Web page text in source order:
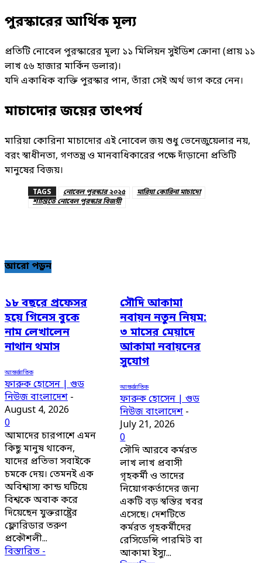
পুরস্কারের আর্থিক মূল্য
প্রতিটি নোবেল পুরস্কারের মূল্য ১১ মিলিয়ন সুইডিশ ক্রোনা (প্রায় ১১
লাখ ৫৬ হাজার মার্কিন ডলার)।
যদি একাধিক ব্যক্তি পুরস্কার পান, তাঁরা সেই অর্থ ভাগ করে নেন।
মাচাদোর জয়ের তাৎপর্য
মারিয়া কোরিনা মাচাদোর এই নোবেল জয় শুধু ভেনেজুয়েলার নয়,
বরং স্বাধীনতা, গণতন্ত্র ও মানবাধিকারের পক্ষে দাঁড়ানো প্রতিটি
মানুষের বিজয়।
TAGS নোবেল পুরস্কার ২০২৫
মারিয়া কোরিনা মাচাদো
শান্তিতে নোবেল পুরস্কার বিজয়ী
আরো পড়ুন
১৮ বছরে প্রফেসর
হয়ে গিনেস বুকে
নাম লেখালেন
নাথান থমাস
আন্তর্জাতিক
ফারুক হোসেন | গুড
নিউজ বাংলাদেশ -
August 4, 2026
0
আমাদের চারপাশে এমন
কিছু মানুষ থাকেন,
যাদের প্রতিভা সবাইকে
চমকে দেয়। তেমনই এক
অবিশ্বাস্য কান্ড ঘটিয়ে
বিশ্বকে অবাক করে
দিয়েছেন যুক্তরাষ্ট্রের
ফ্লোরিডার তরুণ
প্রকৌশলী...
বিস্তারিত -
সৌদি আকামা
নবায়ন নতুন নিয়ম:
৩ মাসের মেয়াদে
আকামা নবায়নের
সুযোগ
আন্তর্জাতিক
ফারুক হোসেন | গুড
নিউজ বাংলাদেশ -
July 21, 2026
0
সৌদি আরবে কর্মরত
লাখ লাখ প্রবাসী
গৃহকর্মী ও তাদের
নিয়োগকর্তাদের জন্য
একটি বড় স্বস্তির খবর
এসেছে। দেশটিতে
কর্মরত গৃহকর্মীদের
রেসিডেন্সি পারমিট বা
আকামা ইস্যু...